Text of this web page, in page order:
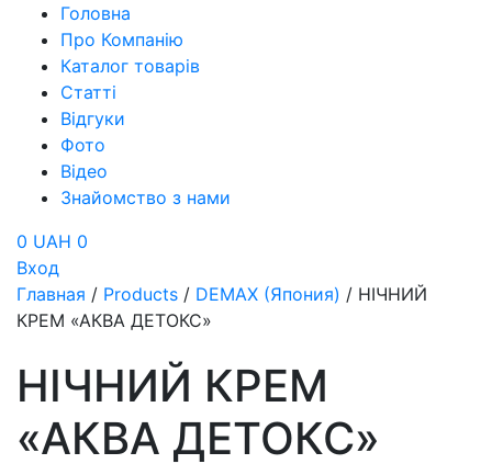
Головна
Про Компанію
Каталог товарів
Статті
Відгуки
Фото
Відео
Знайомство з нами
0 UAH 0
Вход
Главная / Products / DEMAX (Япония) / НІЧНИЙ
КРЕМ «АКВА ДЕТОКС»
НІЧНИЙ КРЕМ
«АКВА ДЕТОКС»